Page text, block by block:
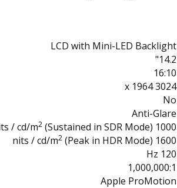
LCD with Mini-LED Backlight
14.2"
16:10
3024 x 1964
No
Anti-Glare
1000 nits / cd/m
2 (Sustained in SDR Mode)
1600 nits / cd/m
2 (Peak in HDR Mode)
120 Hz
1,000,000:1
Apple ProMotion